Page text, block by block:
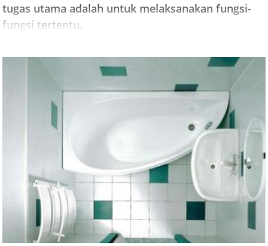
tugas utama adalah untuk melaksanakan fungsi-
fungsi tertentu.